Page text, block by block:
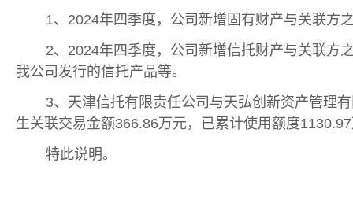
1、2024年四季度，公司新增固有财产与关联方
2、2024年四季度，公司新增信托财产与关联方
我公司发行的信托产品等。
3、天津信托有限责任公司与天弘创新资产管理
生关联交易金额366.86万元，已累计使用额度
特此说明。